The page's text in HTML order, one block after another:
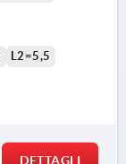
L2=5,5
DETTAGLI